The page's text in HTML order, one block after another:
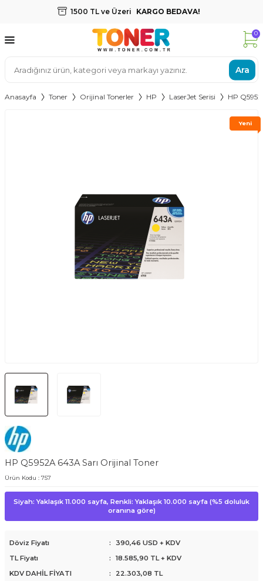
1500 TL ve Üzeri KARGO BEDAVA!
Ara
0
Anasayfa Toner Orijinal Tonerler HP LaserJet Serisi HP
Yeni
HP Q5952A 643A Sarı Orijinal Toner
Ürün Kodu : 757
Siyah: Yaklaşık 11.000 sayfa, Renkli: Yaklaşık 10.000 sayfa (%5 doluluk
oranına göre)
Döviz Fiyatı :
390,46 USD + KDV
TL Fiyatı
: 18.585,90 TL + KDV
KDV DAHİL FİYATI
: 22.303,08 TL